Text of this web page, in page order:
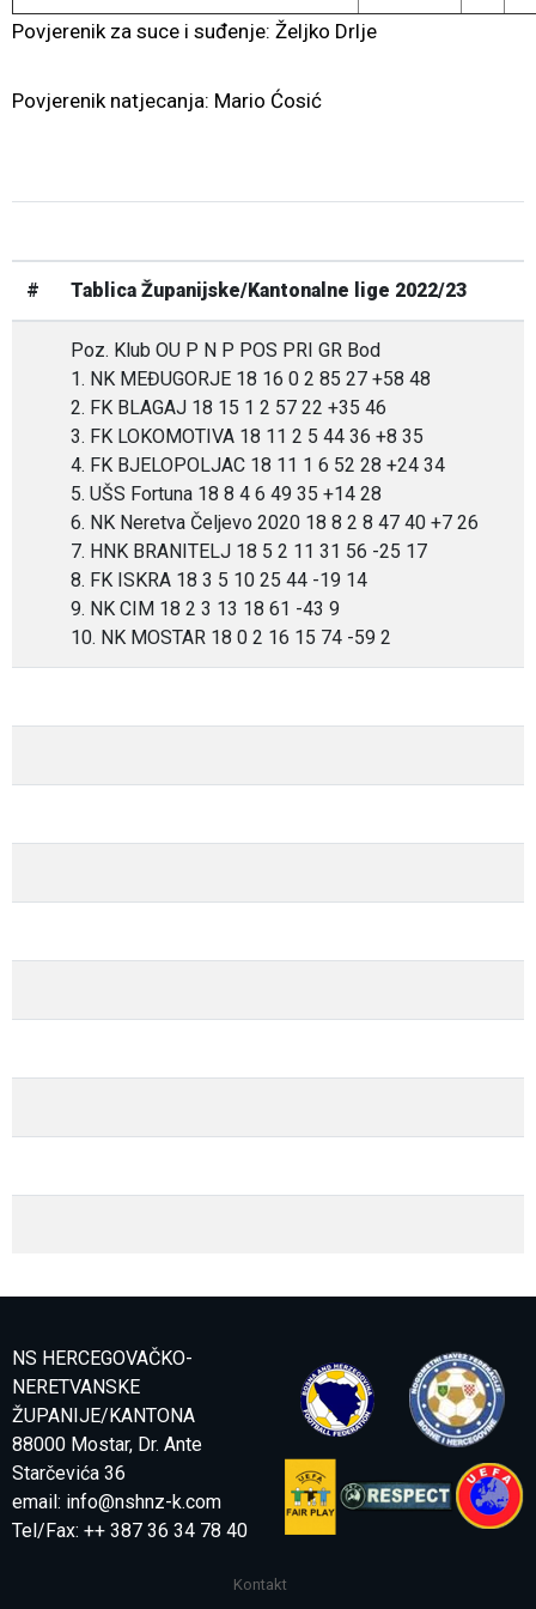
Povjerenik za suce i suđenje: Željko Drlje
Povjerenik natjecanja: Mario Ćosić
# Tablica Županijske/Kantonalne lige 2022/23
Poz. Klub OU P N P POS PRI GR Bod
1. NK MEĐUGORJE 18 16 0 2 85 27 +58 48
2. FK BLAGAJ 18 15 1 2 57 22 +35 46
3. FK LOKOMOTIVA 18 11 2 5 44 36 +8 35
4. FK BJELOPOLJAC 18 11 1 6 52 28 +24 34
5. UŠS Fortuna 18 8 4 6 49 35 +14 28
6. NK Neretva Čeljevo 2020 18 8 2 8 47 40 +7 26
7. HNK BRANITELJ 18 5 2 11 31 56 -25 17
8. FK ISKRA 18 3 5 10 25 44 -19 14
9. NK CIM 18 2 3 13 18 61 -43 9
10. NK MOSTAR 18 0 2 16 15 74 -59 2
NS HERCEGOVAČKO-
NERETVANSKE
ŽUPANIJE/KANTONA
88000 Mostar, Dr. Ante
Starčevića 36
email: info@nshnz-k.com
Tel/Fax: ++ 387 36 34 78 40
Kontakt